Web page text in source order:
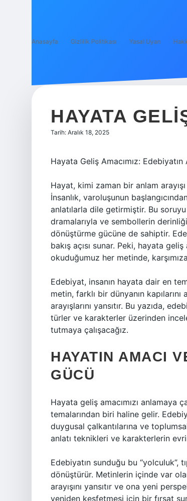
Anasayfa Gizlilik Politikası Yasal Uyarı
HAYATA
Tarih: Aralık 18, 2025
Hayata Geliş Amacımız:
Hayat, kimi zaman bir anlam
İnsanlık, varoluşunun
anlatılarla dile getirmiştir. Bu
dramalarıyla ve sembollerin
dönüştürme gücüne de sahiptir.
bakış açısı sunar. Peki, hayata
okuduğumuz her metinde,
Edebiyat, insanın hayata dair en
metin, farklı bir dünyanın
arayışlarını yansıtır. Bu yazıda,
türler ve karakterler üzerinden
tutmaya çalışacağız.
HAYATIN AMACI
GÜCÜ
Hayata geliş amacımızı anlamaya
temalarından biri haline gelir.
duygusal çalkantılarına ve
anlatı teknikleri ve karakterlerin
Edebiyatın sunduğu bu “yolculuk”,
dönüştürür. Metinlerin içinde var
arayışını yansıtır ve ona yeni
yeniden keşfetmesi için bir fırsat